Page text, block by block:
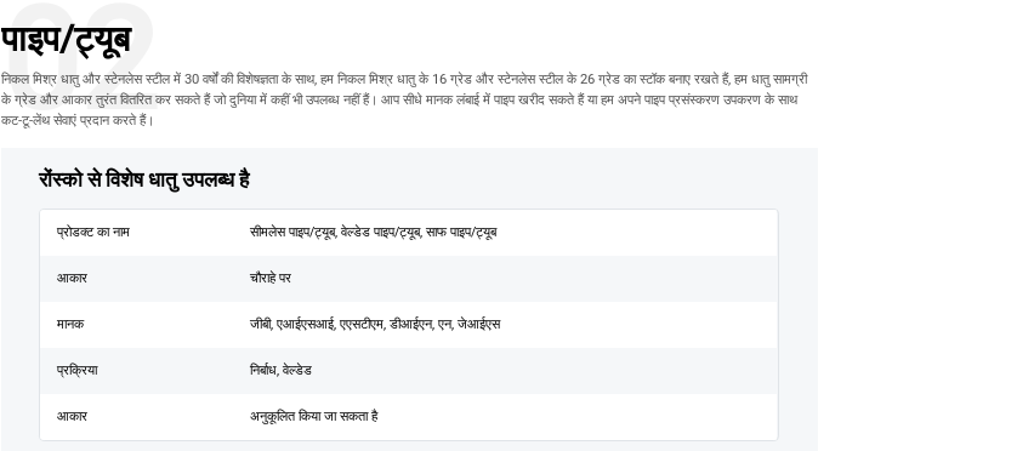
02
पाइप/ट्यूब
निकल मिश्र धातु और स्टेनलेस स्टील में 30 वर्षों की विशेषज्ञता के साथ, हम निकल मिश्र धातु के 16 ग्रेड और स्टेनलेस स्टील के 26 ग्रेड का स्टॉक बनाए रखते हैं, हम धातु सामग्री
के ग्रेड और आकार तुरंत वितरित कर सकते हैं जो दुनिया में कहीं भी उपलब्ध नहीं हैं। आप सीधे मानक लंबाई में पाइप खरीद सकते हैं या हम अपने पाइप प्रसंस्करण उपकरण के साथ
कट-टू-लेंथ सेवाएं प्रदान करते हैं।
रोंस्को से विशेष धातु उपलब्ध है
प्रोडक्ट का नाम सीमलेस पाइप/ट्यूब, वेल्डेड पाइप/ट्यूब, साफ पाइप/ट्यूब
आकार चौराहे पर
मानक जीबी, एआईएसआई, एएसटीएम, डीआईएन, एन, जेआईएस
प्रक्रिया निर्बाध, वेल्डेड
आकार अनुकूलित किया जा सकता है